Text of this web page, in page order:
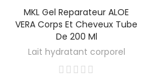
MKL Gel Reparateur ALOE
VERA Corps Et Cheveux Tube
De 200 Ml
Lait hydratant corporel